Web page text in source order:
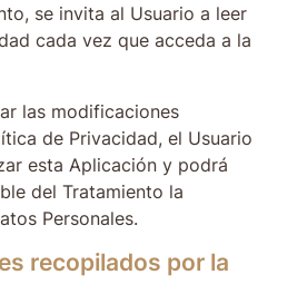
se invita al Usuario a leer
cada vez que acceda a la
las modificaciones
de Privacidad, el Usuario
esta Aplicación y podrá
del Tratamiento la
Personales.
recopilados por la